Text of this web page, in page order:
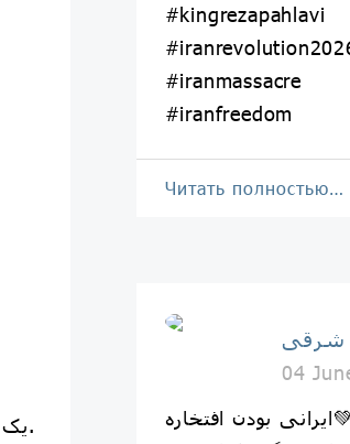
یک تراپی فوق‌العاده برای ذهن، روح و جسم است.
#kingrezapahlavi
#iranmassacre
#iranfreedom
Читать полностью…
شرقى
04